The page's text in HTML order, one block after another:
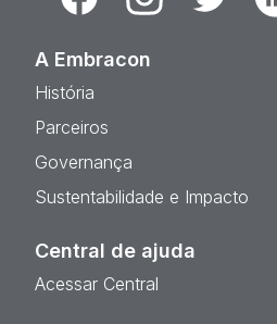
A Embracon
História
Parceiros
Governança
Sustentabilidade e Impacto
Central de ajuda
Acessar Central